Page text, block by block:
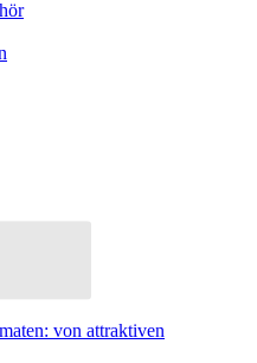
von attraktiven